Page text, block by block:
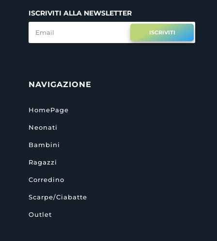
ISCRIVITI ALLA NEWSLETTER
ISCRIVITI
NAVIGAZIONE
HomePage
Neonati
Bambini
Ragazzi
Corredino
Scarpe/Ciabatte
Outlet